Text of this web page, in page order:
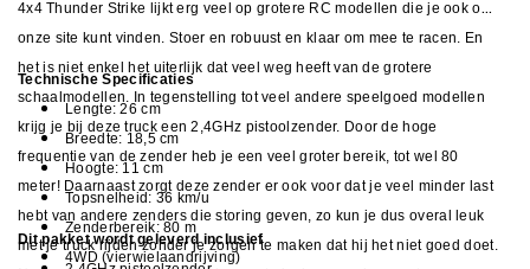
4x4 Thunder Strike lijkt erg veel op grotere RC modellen die je ook op
onze site kunt vinden. Stoer en robuust en klaar om mee te racen. En
het is niet enkel het uiterlijk dat veel weg heeft van de grotere
schaalmodellen. In tegenstelling tot veel andere speelgoed modellen
krijg je bij deze truck een 2,4GHz pistoolzender. Door de hoge
frequentie van de zender heb je een veel groter bereik, tot wel 80
meter! Daarnaast zorgt deze zender er ook voor dat je veel minder last
hebt van andere zenders die storing geven, zo kun je dus overal leuk
met je truck rijden zonder je zorgen te maken dat hij het niet goed doet.
Technische Specificaties
Lengte: 26 cm
Breedte: 18,5 cm
Hoogte: 11 cm
Topsnelheid: 36 km/u
Zenderbereik: 80 m
4WD (vierwielaandrijving)
Dit pakket wordt geleverd inclusief